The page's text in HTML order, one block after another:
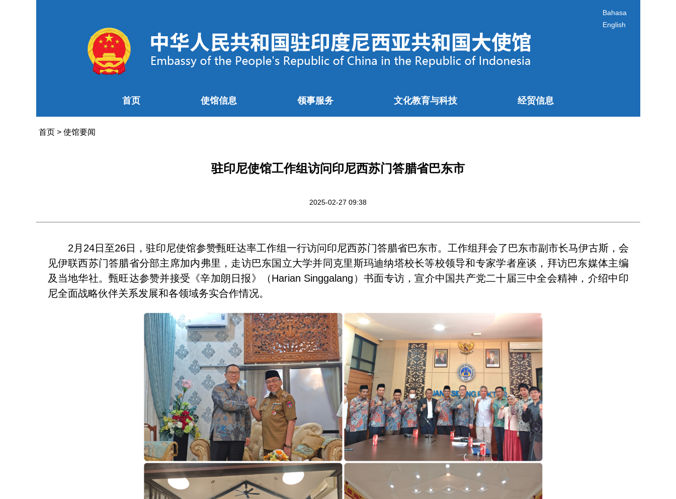
Bahasa
English
首页 使馆信息 领事服务 文化教育与科技 经贸信息
首页> 使馆要闻
驻印尼使馆工作组访问印尼西苏门答腊省巴东市
2025-02-27 09:38
2月24日至26日，驻印尼使馆参赞甄旺达率工作组一行访问印尼西苏门答腊省巴东市。工作组拜会了巴东市副市长马伊古斯，会
见伊联西苏门答腊省分部主席加内弗里，走访巴东国立大学并同克里斯玛迪纳塔校长等校领导和专家学者座谈，拜访巴东媒体主编
及当地华社。甄旺达参赞并接受《辛加朗日报》（Harian Singgalang）书面专访，宣介中国共产党二十届三中全会精神，介绍中印
尼全面战略伙伴关系发展和各领域务实合作情况。